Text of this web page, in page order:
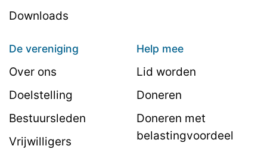
Downloads
De vereniging
Over ons
Doelstelling
Bestuursleden
Vrijwilligers
Help mee
Lid worden
Doneren
Doneren met
belastingvoordeel